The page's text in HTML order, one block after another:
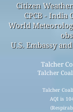
Citizen
CPCB -
World
U.S. Embassy
Talcher
Talcher
Talcher
AQI is